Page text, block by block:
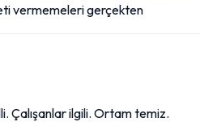
vermemeleri gerçekten
Çalışanlar ilgili. Ortam temiz.